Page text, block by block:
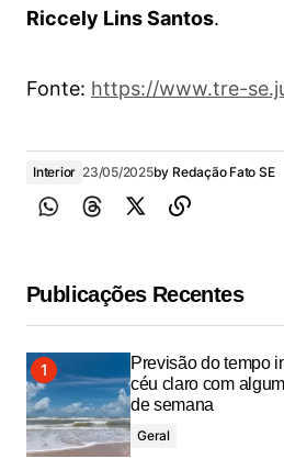
Riccely Lins Santos.
Fonte: https://www.tre-
Interior 23/05/2025by Redação Fato SE
Publicações Recentes
Previsão do tempo
céu claro com
de semana
Geral